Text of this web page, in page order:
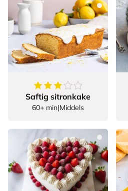
3.5128205128205128
Saftig sitronkake
60+ min|Middels